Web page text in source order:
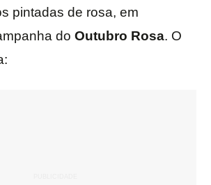
pintadas de rosa, em
do Outubro Rosa. O